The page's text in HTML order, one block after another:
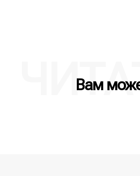
Вам